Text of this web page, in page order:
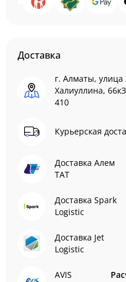
Доставка
г. Алматы, улица
Халиуллина,
410
Курьерская
Доставка Алем
ТАТ
Доставка Spark
Logistic
Доставка Jet
Logistic
AVIS